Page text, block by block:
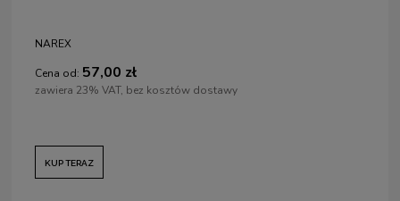
NAREX
Cena od: 57,00 zł
zawiera 23% VAT, bez kosztów dostawy
KUP TERAZ